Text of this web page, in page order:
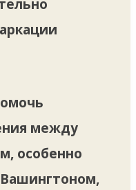
между
особенно